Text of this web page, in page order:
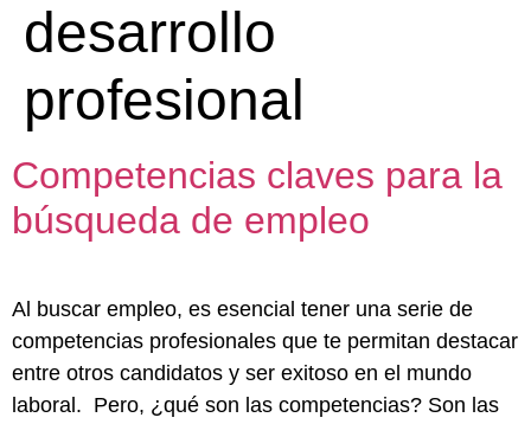
desarrollo
profesional
Competencias claves para la
búsqueda de empleo
Al buscar empleo, es esencial tener una serie de
competencias profesionales que te permitan destacar
entre otros candidatos y ser exitoso en el mundo
laboral. Pero, ¿qué son las competencias? Son las